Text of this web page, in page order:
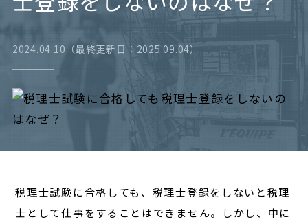
IPO
2024.04.10（最終更新日：2025.09.04）
税理士試験に合格しても、税理士登録をしないと税理
士として仕事をすることはできません。しかし、中に